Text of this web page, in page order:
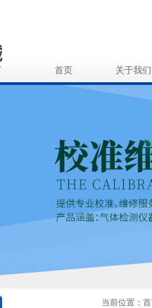
首页 关于我们
当前位置：